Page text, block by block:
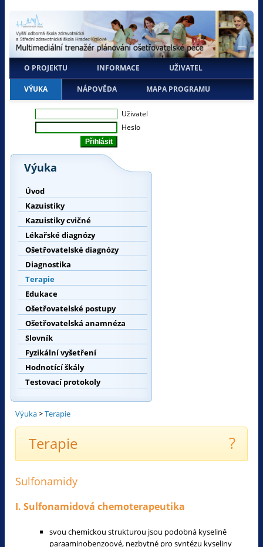
O PROJEKTU INFORMACE UŽIVATEL
VÝUKA NÁPOVĚDA MAPA PROGRAMU
Uživatel
Heslo
Výuka
Úvod
Kazuistiky
Kazuistiky cvičné
Lékařské diagnózy
Ošetřovatelské diagnózy
Diagnostika
Terapie
Edukace
Ošetřovatelské postupy
Ošetřovatelská anamnéza
Slovník
Fyzikální vyšetření
Hodnotící škály
Testovací protokoly
Výuka>Terapie
Terapie ?
Sulfonamidy
I. Sulfonamidová chemoterapeutika
svou chemickou strukturou jsou podobná kyselině
paraaminobenzoové, nezbytné pro syntézu kyseliny